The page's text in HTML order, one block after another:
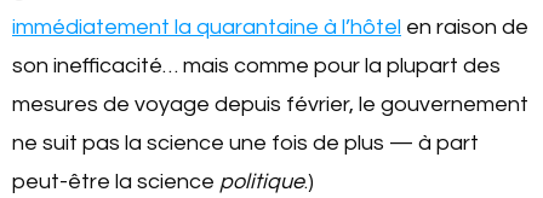
immédiatement la quarantaine à l’hôtel en raison de
son inefficacité… mais comme pour la plupart des
mesures de voyage depuis février, le gouvernement
ne suit pas la science une fois de plus — à part
peut-être la science politique.)